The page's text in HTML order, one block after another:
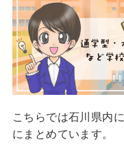
こちらでは石川県内
にまとめています。